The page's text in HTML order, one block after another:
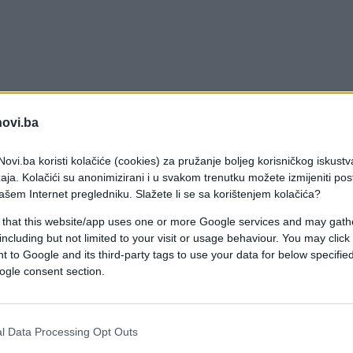
koristi kolačiće (cookies) za pružanje boljeg korisničkog
Kolačići su anonimizirani i u svakom trenutku možete izmijeniti
Internet pregledniku. Slažete li se sa korištenjem kolačića?
that this website/app uses one or more Google services and may
but not limited to your visit or usage behaviour. You may
to Google and its third-party tags to use your data for below
consent section.
Data Processing Opt Outs
pokušava proizvesti više, ali je to za nju dug put.
hrane, pokušava proizvesti više, ali je to za
vladi Sjeverne Koreje, a još od razarajuće
prošlog stoljeća, zemlja se fokusira na veću